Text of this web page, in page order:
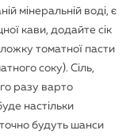
мінеральній воді, є
кави, додайте сік
томатної пасти
соку). Сіль,
разу варто
настільки
будуть шанси